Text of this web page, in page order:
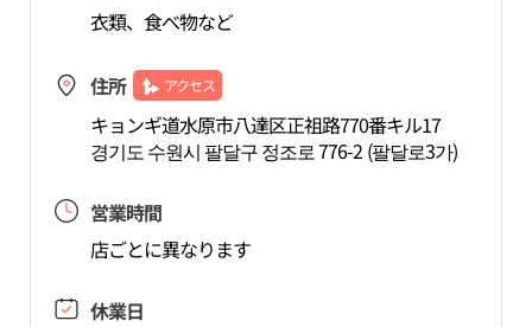
衣類、食べ物など
住所 アクセス
キョンギ道水原市八達区正祖路770番キル17
경기도 수원시 팔달구 정조로 776-2 (팔달로3가)
営業時間
店ごとに異なります
休業日